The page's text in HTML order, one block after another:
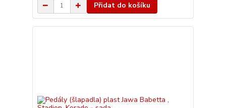
Přidat do košíku